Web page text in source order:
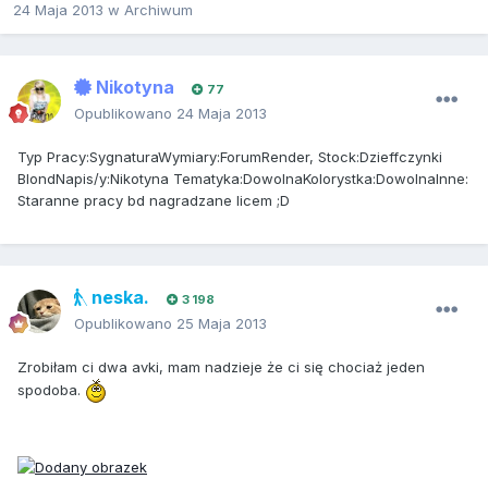
24 Maja 2013 w Archiwum
Nikotyna 77
Opublikowano 24 Maja 2013
Typ Pracy:SygnaturaWymiary:ForumRender, Stock:Dzieffczynki
BlondNapis/y:Nikotyna Tematyka:DowolnaKolorystka:DowolnaInne:
Staranne pracy bd nagradzane licem ;D
neska. 3 198
Opublikowano 25 Maja 2013
Zrobiłam ci dwa avki, mam nadzieje że ci się chociaż jeden
spodoba.